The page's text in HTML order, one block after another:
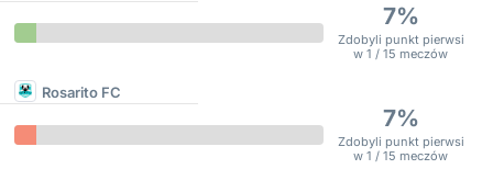
7%
Zdobyli punkt pierwsi
w 1 / 15 meczów
Rosarito FC
7%
Zdobyli punkt pierwsi
w 1 / 15 meczów